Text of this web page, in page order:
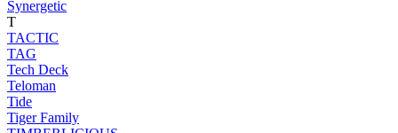
Synergetic
T
TACTIC
TAG
Tech Deck
Teloman
Tide
Tiger Family